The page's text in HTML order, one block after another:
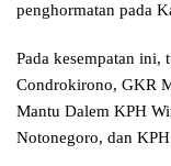
penghormatan pada
Pada kesempatan
Condrokirono, GKR
Mantu Dalem KPH
Notonegoro, dan